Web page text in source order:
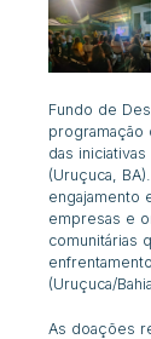
Fundo de
programação
das
(Uruçuca,
engajamento
empresas e
comunitárias
(Uruçuca/
As doações